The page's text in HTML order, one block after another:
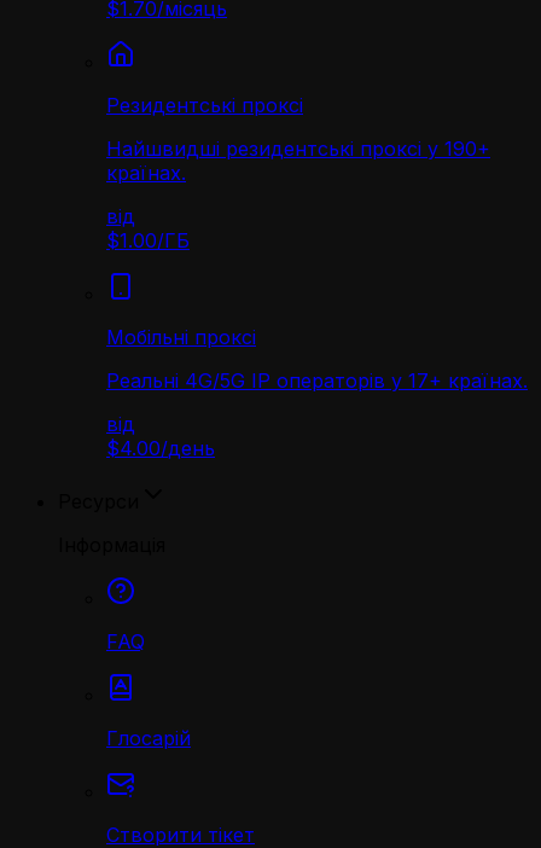
$1.70/місяць
Резидентські проксі
Найшвидші резидентські проксі у 190+
країнах.
від
$1.00/ГБ
Мобільні проксі
Реальні 4G/5G IP операторів у 17+ країнах.
від
$4.00/день
FAQ
Глосарій
Створити тікет